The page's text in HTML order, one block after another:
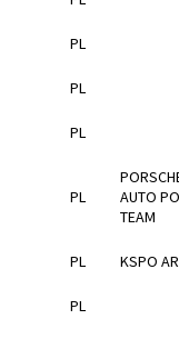
PL
PL
PL
PL
AUTO
TEAM
PL KSPO
PL